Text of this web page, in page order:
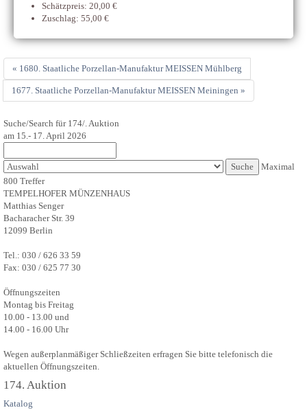
Schätzpreis: 20,00 €
Zuschlag: 55,00 €
« 1680. Staatliche Porzellan-Manufaktur MEISSEN Mühlberg
1677. Staatliche Porzellan-Manufaktur MEISSEN Meiningen »
Suche/Search für 174/. Auktion
am 15.- 17. April 2026
Maximal
800 Treffer
TEMPELHOFER MÜNZENHAUS
Matthias Senger
Bacharacher Str. 39
12099 Berlin
Tel.: 030 / 626 33 59
Fax: 030 / 625 77 30
Öffnungszeiten
Montag bis Freitag
10.00 - 13.00 und
14.00 - 16.00 Uhr
Wegen außerplanmäßiger Schließzeiten erfragen Sie bitte telefonisch die
aktuellen Öffnungszeiten.
174. Auktion
Katalog